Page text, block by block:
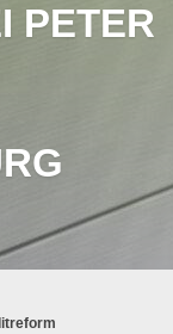
PETER